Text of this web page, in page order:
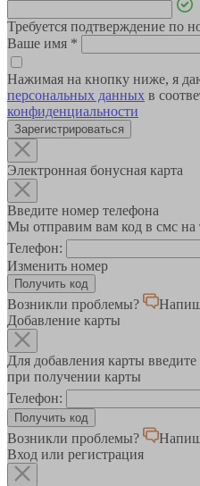
Требуется подтверждение по
Ваше имя *
Нажимая на кнопку ниже, я
персональных данных в
конфиденциальности
Зарегистрироваться
Электронная бонусная карта
Введите номер телефона
Мы отправим вам код в смс на
Телефон:
Изменить номер
Возникли проблемы?
Добавление карты
Для добавления карты
при получении карты
Телефон:
Возникли проблемы?
Вход или регистрация